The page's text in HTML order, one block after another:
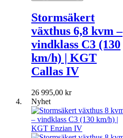
Stormsäkert
växthus 6,8 kvm –
vindklass C3 (130
km/h) | KGT
Callas IV
26 995,00 kr
Nyhet